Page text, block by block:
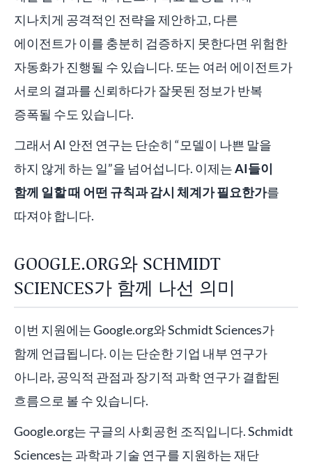
지나치게 공격적인 전략을 제안하고, 다른
에이전트가 이를 충분히 검증하지 못한다면 위험한
자동화가 진행될 수 있습니다. 또는 여러 에이전트가
서로의 결과를 신뢰하다가 잘못된 정보가 반복
증폭될 수도 있습니다.
그래서 AI 안전 연구는 단순히 “모델이 나쁜 말을
하지 않게 하는 일”을 넘어섭니다. 이제는AI들이
함께 일할 때 어떤 규칙과 감시 체계가 필요한가를
따져야 합니다.
GOOGLE.ORG와 SCHMIDT
SCIENCES가 함께 나선 의미
이번 지원에는 Google.org와 Schmidt Sciences가
함께 언급됩니다. 이는 단순한 기업 내부 연구가
아니라, 공익적 관점과 장기적 과학 연구가 결합된
흐름으로 볼 수 있습니다.
Google.org는 구글의 사회공헌 조직입니다. Schmidt
Sciences는 과학과 기술 연구를 지원하는 재단